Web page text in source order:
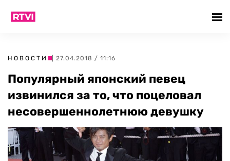
НОВОСТИ | 27.04.2018 / 11:16
Популярный японский певец
извинился за то, что поцеловал
несовершеннолетнюю девушку